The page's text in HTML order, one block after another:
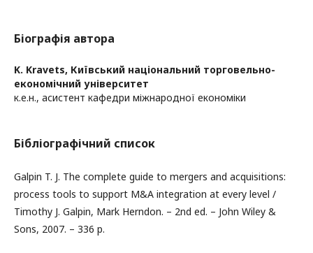
Біографія автора
K. Kravets, Київський національний торговельно-
економічний університет
к.е.н., асистент кафедри міжнародної економіки
Бібліографічний список
Galpin T. J. The complete guide to mergers and acquisitions:
process tools to support M&A integration at every level /
Timothy J. Galpin, Mark Herndon. – 2nd ed. – John Wiley &
Sons, 2007. – 336 р.